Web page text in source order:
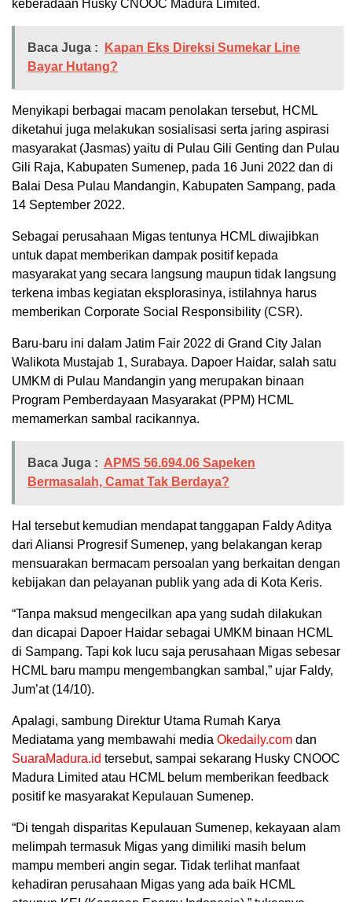
keberadaan Husky CNOOC Madura Limited.
Baca Juga :
Kapan Eks Direksi Sumekar Line
Bayar Hutang?
Menyikapi berbagai macam penolakan tersebut, HCML
diketahui juga melakukan sosialisasi serta jaring aspirasi
masyarakat (Jasmas) yaitu di Pulau Gili Genting dan Pulau
Gili Raja, Kabupaten Sumenep, pada 16 Juni 2022 dan di
Balai Desa Pulau Mandangin, Kabupaten Sampang, pada
14 September 2022.
Sebagai perusahaan Migas tentunya HCML diwajibkan
untuk dapat memberikan dampak positif kepada
masyarakat yang secara langsung maupun tidak langsung
terkena imbas kegiatan eksplorasinya, istilahnya harus
memberikan Corporate Social Responsibility (CSR).
Baru-baru ini dalam Jatim Fair 2022 di Grand City Jalan
Walikota Mustajab 1, Surabaya. Dapoer Haidar, salah satu
UMKM di Pulau Mandangin yang merupakan binaan
Program Pemberdayaan Masyarakat (PPM) HCML
memamerkan sambal racikannya.
Baca Juga : APMS 56.694.06 Sapeken
Bermasalah, Camat Tak Berdaya?
Hal tersebut kemudian mendapat tanggapan Faldy Aditya
dari Aliansi Progresif Sumenep, yang belakangan kerap
mensuarakan bermacam persoalan yang berkaitan dengan
kebijakan dan pelayanan publik yang ada di Kota Keris.
“Tanpa maksud mengecilkan apa yang sudah dilakukan
dan dicapai Dapoer Haidar sebagai UMKM binaan HCML
di Sampang. Tapi kok lucu saja perusahaan Migas sebesar
HCML baru mampu mengembangkan sambal,” ujar Faldy,
Jum’at (14/10).
Apalagi, sambung Direktur Utama Rumah Karya
Mediatama yang membawahi media Okedaily.com dan
SuaraMadura.id tersebut, sampai sekarang Husky CNOOC
Madura Limited atau HCML belum memberikan feedback
positif ke masyarakat Kepulauan Sumenep.
“Di tengah disparitas Kepulauan Sumenep, kekayaan alam
melimpah termasuk Migas yang dimiliki masih belum
mampu memberi angin segar. Tidak terlihat manfaat
kehadiran perusahaan Migas yang ada baik HCML